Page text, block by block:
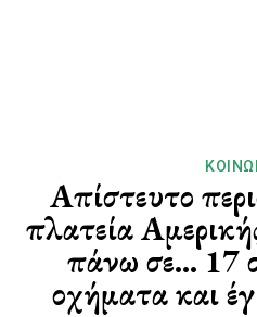
Απίστευτο
πλατεία
πάνω σε… 17
οχήματα και